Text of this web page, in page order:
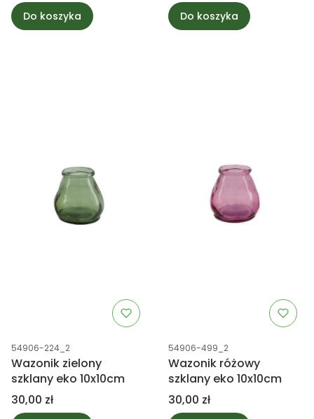
Do koszyka Do koszyka
Kod produktu
54906-224_2
Wazonik zielony
szklany eko 10x10cm
Cena
30,00 zł
Kod produktu
54906-499_2
Wazonik różowy
szklany eko 10x10cm
Cena
30,00 zł